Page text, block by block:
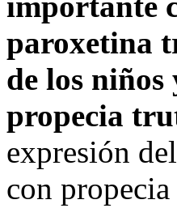
paroxetina
de los niños
propecia
expresión
con